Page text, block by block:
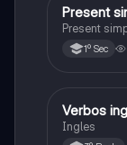
Inglés
Present
Present
1º Sec
Inglés
Verbos
Ingles